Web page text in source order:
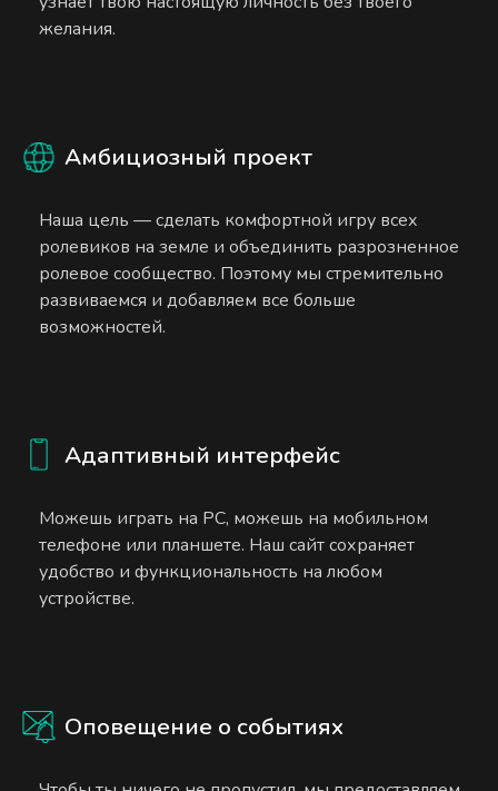
желания.
Амбициозный проект
Наша цель — сделать комфортной игру всех
ролевиков на земле и объединить разрозненное
ролевое сообщество. Поэтому мы стремительно
развиваемся и добавляем все больше
возможностей.
Адаптивный интерфейс
Можешь играть на PC, можешь на мобильном
телефоне или планшете. Наш сайт сохраняет
удобство и функциональность на любом
устройстве.
Оповещение о событиях